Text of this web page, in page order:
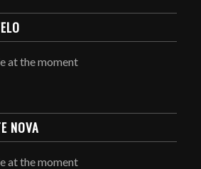
at the moment
NOVA
at the moment